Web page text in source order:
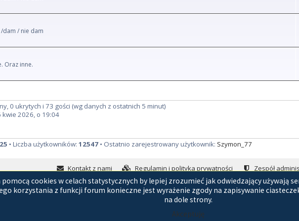
dam / nie dam
Oraz inne.
0 ukrytych i 73 gości (wg danych z ostatnich 5 minut)
kwie 2026, o 19:04
• Liczba użytkowników: 12547 • Ostatnio zarejestrowany użytkownik: Szymon_77
cookies w celach statystycznych by lepiej zrozumieć jak odwiedzający używają
korzystania z funkcji forum konieczne jest wyrażenie zgody na zapisywanie
na dole strony.
Akceptuję
Zespół
Regulamin i polityka prywatności
Kontakt z nami
Technologię dostarczaphpBB® Forum Software © phpBB Limited
Polski pakiet językowy dostarcza phpBB.pl
GZIP: Off